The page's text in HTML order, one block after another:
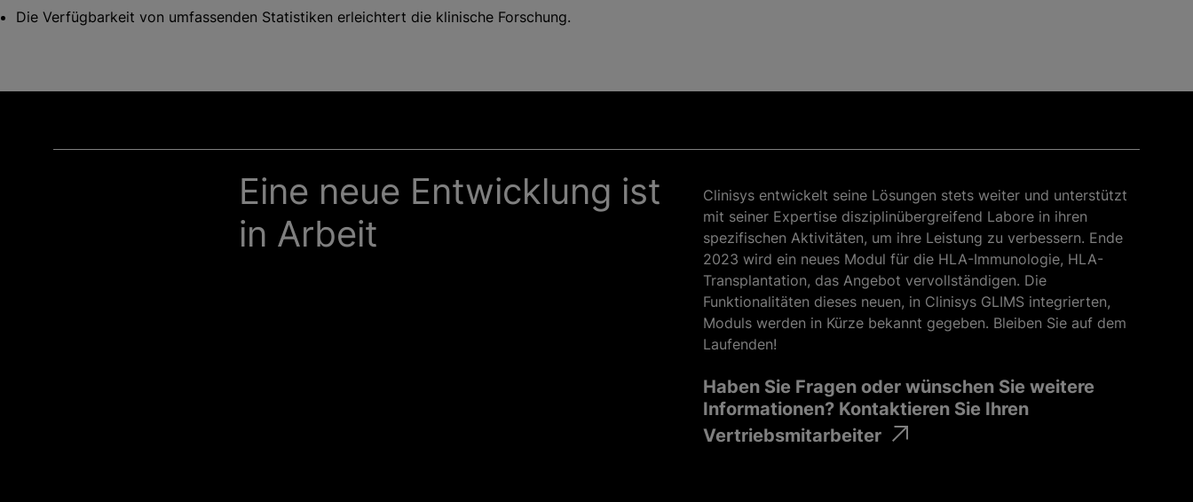
Die Verfügbarkeit von umfassenden Statistiken erleichtert die klinische Forschung.
Eine neue Entwicklung ist
in Arbeit
Clinisys entwickelt seine Lösungen stets weiter und unterstützt
mit seiner Expertise disziplinübergreifend Labore in ihren
spezifischen Aktivitäten, um ihre Leistung zu verbessern. Ende
2023 wird ein neues Modul für die HLA-Immunologie, HLA-
Transplantation, das Angebot vervollständigen. Die
Funktionalitäten dieses neuen, in Clinisys GLIMS integrierten,
Moduls werden in Kürze bekannt gegeben. Bleiben Sie auf dem
Laufenden!
Haben Sie Fragen oder wünschen Sie weitere
Informationen? Kontaktieren Sie Ihren
Vertriebsmitarbeiter